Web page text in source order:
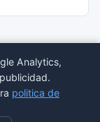
Registro Mercantil
Analytics,
politica de